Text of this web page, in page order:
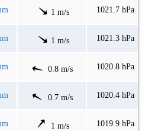
1 m/s 1021.7 hPa
1 m/s 1021.3 hPa
0.8 m/s 1020.8 hPa
0.7 m/s 1020.4 hPa
1 m/s 1019.9 hPa